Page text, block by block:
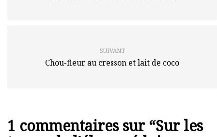
SUIVANT
Chou-fleur au cresson et lait de coco
1 commentaires sur “Sur les